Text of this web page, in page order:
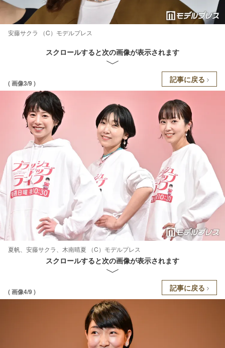
安藤サクラ （C）モデルプレス
スクロールすると次の画像が表示されます
( 画像3/9 ) 記事に戻る
夏帆、安藤サクラ、木南晴夏 （C）モデルプレス
スクロールすると次の画像が表示されます
( 画像4/9 ) 記事に戻る